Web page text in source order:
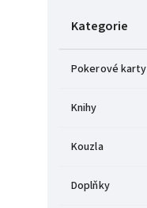
Kategorie
Pokerové karty
Knihy
Kouzla
Doplňky